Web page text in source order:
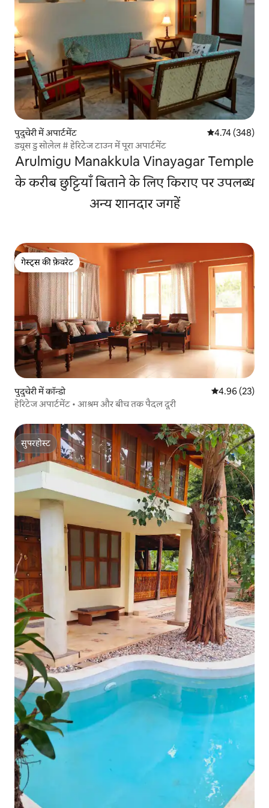
पुदुचेरी में अपार्टमेंट औसत रेटिंग 5 में से
4.74 (348)
ड्यूस डु सोलेल # हेरिटेज टाउन में पूरा अपार्टमेंट
Arulmigu Manakkula Vinayagar Temple
के करीब छुट्टियाँ बिताने के लिए किराए पर उपलब्ध
अन्य शानदार जगहें
गेस्ट्स की फ़ेवरेट
गेस्ट्स की फ़ेवरेट
पुदुचेरी में कॉन्डो औसत रेटिंग 5 में
4.96 (23)
हेरिटेज अपार्टमेंट • आश्रम और बीच तक पैदल दूरी
सुपरहोस्ट
सुपरहोस्ट